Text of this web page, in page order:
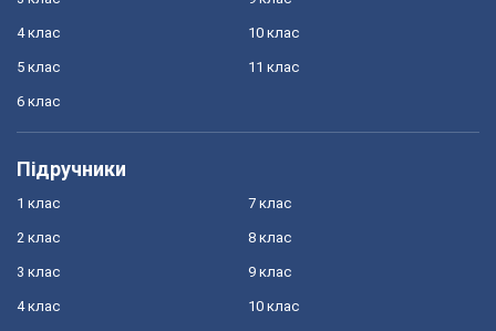
4 клас
5 клас
6 клас
10 клас
11 клас
Підручники
1 клас
2 клас
3 клас
4 клас
7 клас
8 клас
9 клас
10 клас